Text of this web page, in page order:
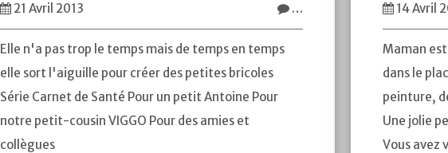
21 Avril 2013 …
Elle n'a pas trop le temps mais de temps en temps
elle sort l'aiguille pour créer des petites bricoles
Série Carnet de Santé Pour un petit Antoine Pour
notre petit-cousin VIGGO Pour des amies et
collègues
14 Avril
Maman
dans le
peinture,
Une jolie
Vous avez